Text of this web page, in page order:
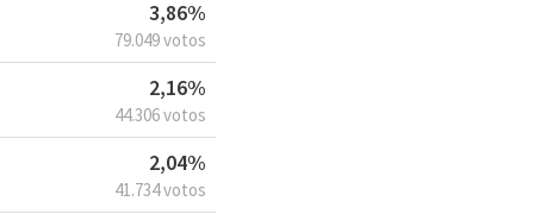
3,86%
79.049 votos
2,16%
44.306 votos
2,04%
41.734 votos